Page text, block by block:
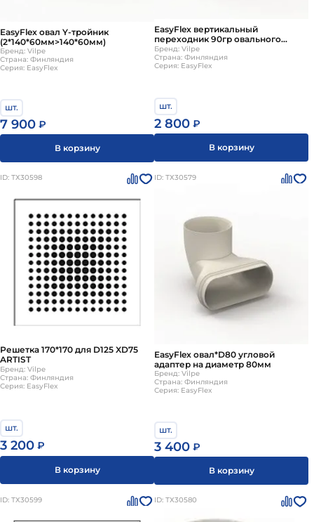
EasyFlex овал Y-тройник
(2*140*60мм>140*60мм)
Бренд: Vilpe
Страна: Финляндия
Серия: EasyFlex
шт.
7 900 ₽
В корзину
EasyFlex вертикальный
переходник 90гр овального
сечения
Бренд: Vilpe
Страна: Финляндия
Серия: EasyFlex
шт.
2 800 ₽
В корзину
ID: ТХ30598
Решетка 170*170 для D125 XD75
ARTIST
Бренд: Vilpe
Страна: Финляндия
Серия: EasyFlex
шт.
3 200 ₽
В корзину
ID: ТХ30579
EasyFlex овал*D80 угловой
адаптер на диаметр 80мм
Бренд: Vilpe
Страна: Финляндия
Серия: EasyFlex
шт.
3 400 ₽
В корзину
ID: ТХ30599 ID: ТХ30580